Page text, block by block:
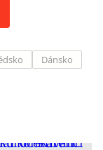
Dánsko